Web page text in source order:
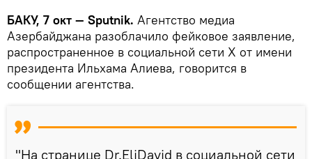
БАКУ, 7 окт — Sputnik. Агентство медиа
Азербайджана разоблачило фейковое заявление,
распространенное в социальной сети X от имени
президента Ильхама Алиева, говорится в
сообщении агентства.
"На странице Dr.EliDavid в социальной сети